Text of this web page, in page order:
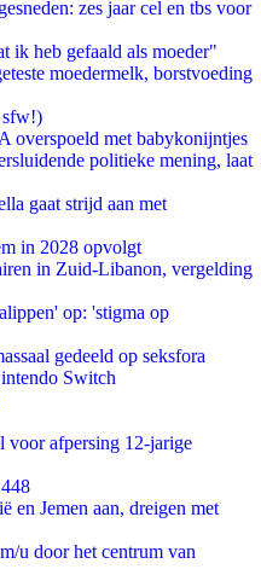
zes jaar cel en tbs voor
ik heb gefaald als moeder"
moedermelk, borstvoeding
sfw!)
overspoeld met babykonijntjes
politieke mening, laat
gaat strijd aan met
in 2028 opvolgt
in Zuid-Libanon, vergelding
op: 'stigma op
gedeeld op seksfora
Switch
voor afpersing 12-jarige
en Jemen aan, dreigen met
u door het centrum van